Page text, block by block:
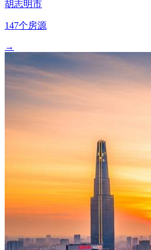
胡志明市
147个房源
→